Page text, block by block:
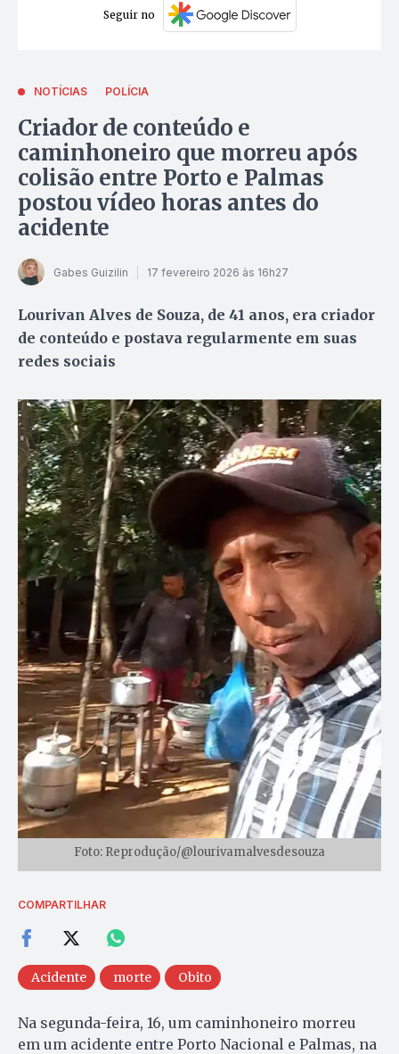
Seguir no
NOTÍCIAS POLÍCIA
Criador de conteúdo e
caminhoneiro que morreu após
colisão entre Porto e Palmas
postou vídeo horas antes do
acidente
Gabes Guizilin 17 fevereiro 2026 às 16h27
Lourivan Alves de Souza, de 41 anos, era criador
de conteúdo e postava regularmente em suas
redes sociais
Foto: Reprodução/@lourivamalvesdesouza
COMPARTILHAR
Acidente morte Obito
Na segunda-feira, 16, um caminhoneiro morreu
em um acidente entre Porto Nacional e Palmas, na